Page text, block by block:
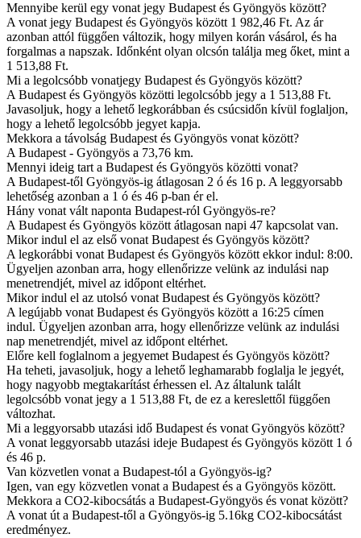
Mennyibe kerül egy vonat jegy Budapest és Gyöngyös között?
A vonat jegy Budapest és Gyöngyös között 1 982,46 Ft. Az ár
azonban attól függően változik, hogy milyen korán vásárol, és ha
forgalmas a napszak. Időnként olyan olcsón találja meg őket, mint a
1 513,88 Ft.
Mi a legolcsóbb vonatjegy Budapest és Gyöngyös között?
A Budapest és Gyöngyös közötti legolcsóbb jegy a 1 513,88 Ft.
Javasoljuk, hogy a lehető legkorábban és csúcsidőn kívül foglaljon,
hogy a lehető legolcsóbb jegyet kapja.
Mekkora a távolság Budapest és Gyöngyös vonat között?
A Budapest - Gyöngyös a 73,76 km.
Mennyi ideig tart a Budapest és Gyöngyös közötti vonat?
A Budapest-től Gyöngyös-ig átlagosan 2 ó és 16 p. A leggyorsabb
lehetőség azonban a 1 ó és 46 p-ban ér el.
Hány vonat vált naponta Budapest-ról Gyöngyös-re?
A Budapest és Gyöngyös között átlagosan napi 47 kapcsolat van.
Mikor indul el az első vonat Budapest és Gyöngyös között?
A legkorábbi vonat Budapest és Gyöngyös között ekkor indul: 8:00.
Ügyeljen azonban arra, hogy ellenőrizze velünk az indulási nap
menetrendjét, mivel az időpont eltérhet.
Mikor indul el az utolsó vonat Budapest és Gyöngyös között?
A legújabb vonat Budapest és Gyöngyös között a 16:25 címen
indul. Ügyeljen azonban arra, hogy ellenőrizze velünk az indulási
nap menetrendjét, mivel az időpont eltérhet.
Előre kell foglalnom a jegyemet Budapest és Gyöngyös között?
Ha teheti, javasoljuk, hogy a lehető leghamarabb foglalja le jegyét,
hogy nagyobb megtakarítást érhessen el. Az általunk talált
legolcsóbb vonat jegy a 1 513,88 Ft, de ez a kereslettől függően
változhat.
Mi a leggyorsabb utazási idő Budapest és vonat Gyöngyös között?
A vonat leggyorsabb utazási ideje Budapest és Gyöngyös között 1 ó
és 46 p.
Van közvetlen vonat a Budapest-tól a Gyöngyös-ig?
Igen, van egy közvetlen vonat a Budapest és a Gyöngyös között.
Mekkora a CO2-kibocsátás a Budapest-Gyöngyös és vonat között?
A vonat út a Budapest-től a Gyöngyös-ig 5.16kg CO2-kibocsátást
eredményez.